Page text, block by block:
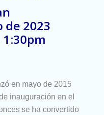
de 2023
1:30pm
en mayo de 2015
inauguración en el
se ha convertido